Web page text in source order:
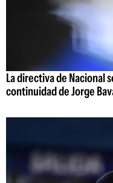
La directiva de Nacional
continuidad de Jorge